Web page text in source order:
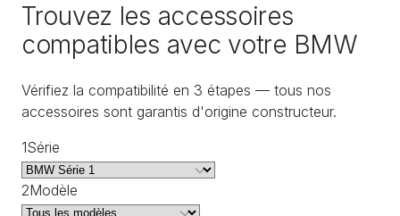
Trouvez les accessoires
compatibles avec votre BMW
Vérifiez la compatibilité en 3 étapes — tous nos
accessoires sont garantis d'origine constructeur.
1Série
2Modèle